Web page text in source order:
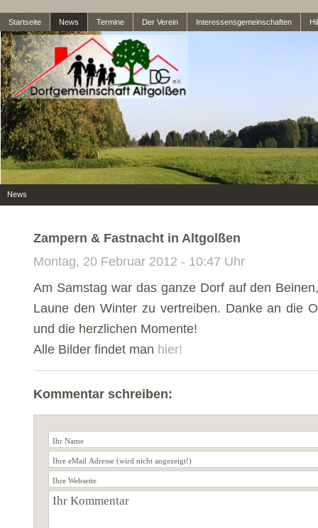
Startseite News Termine Der Verein Interessensgemeinschaften
News
Zampern & Fastnacht in Altgolßen
Montag, 20 Februar 2012 - 10:47 Uhr
Am Samstag war das ganze Dorf auf den
Laune den Winter zu vertreiben. Danke an die
und die herzlichen Momente!
Alle Bilder findet man hier!
Kommentar schreiben: